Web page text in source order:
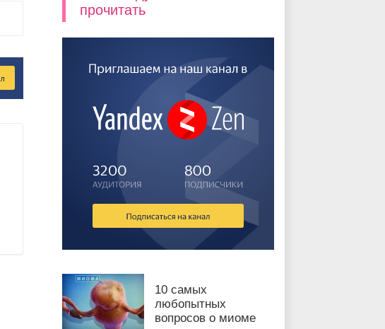
прочитать
10 самых
любопытных
вопросов о миоме